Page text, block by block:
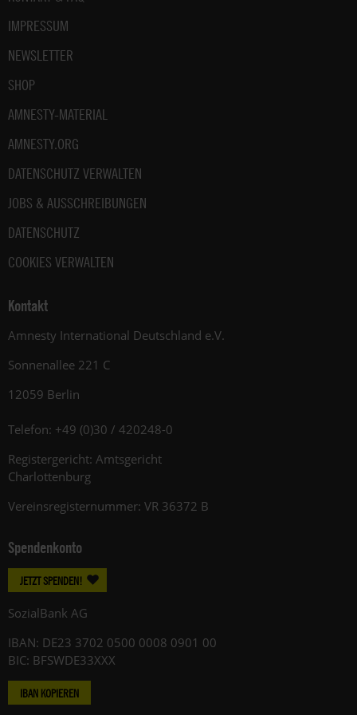
IMPRESSUM
NEWSLETTER
SHOP
AMNESTY-MATERIAL
AMNESTY.ORG
DATENSCHUTZ VERWALTEN
JOBS & AUSSCHREIBUNGEN
DATENSCHUTZ
COOKIES VERWALTEN
Kontakt
Amnesty International Deutschland e.V.
Sonnenallee 221 C
12059 Berlin
Telefon: +49 (0)30 / 420248-0
Registergericht: Amtsgericht
Charlottenburg
Vereinsregisternummer: VR 36372 B
Spendenkonto
JETZT SPENDEN!
SozialBank AG
IBAN: DE23 3702 0500 0008 0901 00
BIC: BFSWDE33XXX
IBAN KOPIEREN